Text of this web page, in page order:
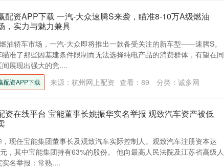
配资APP下载 一汽-大众速腾S来袭，瞄准8-10万A级燃油
，实力与魅力兼具
油轿车市场，一汽-大众即将推出一款备受关注的新车型——速腾S。
准了那些因基建条件限制而无法选择纯电产品的消费群体，有望在同
展现出强大的竞....
配资APP下载 来源：杭州网上配资 查看： 89 分类： 诚多网
资在线平台 宝能董事长姚振华实名举报 观致汽车资产被低
现任宝能集团董事长及观致汽车实际控制人。观致汽车注册资本达
，其中宝能集团持有63%的股份。 他向最高人民法院及江苏省高级人
实名举报：常熟....